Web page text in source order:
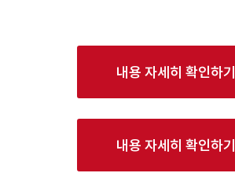
내용 자세히 확인하기
내용 자세히 확인하기